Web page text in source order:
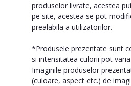
produselor livrate, acestea
pe site, acestea se pot
prealabila a utilizatorilor.
*Produsele prezentate sunt
si intensitatea culorii pot
Imaginile produselor
(culoare, aspect etc.) de